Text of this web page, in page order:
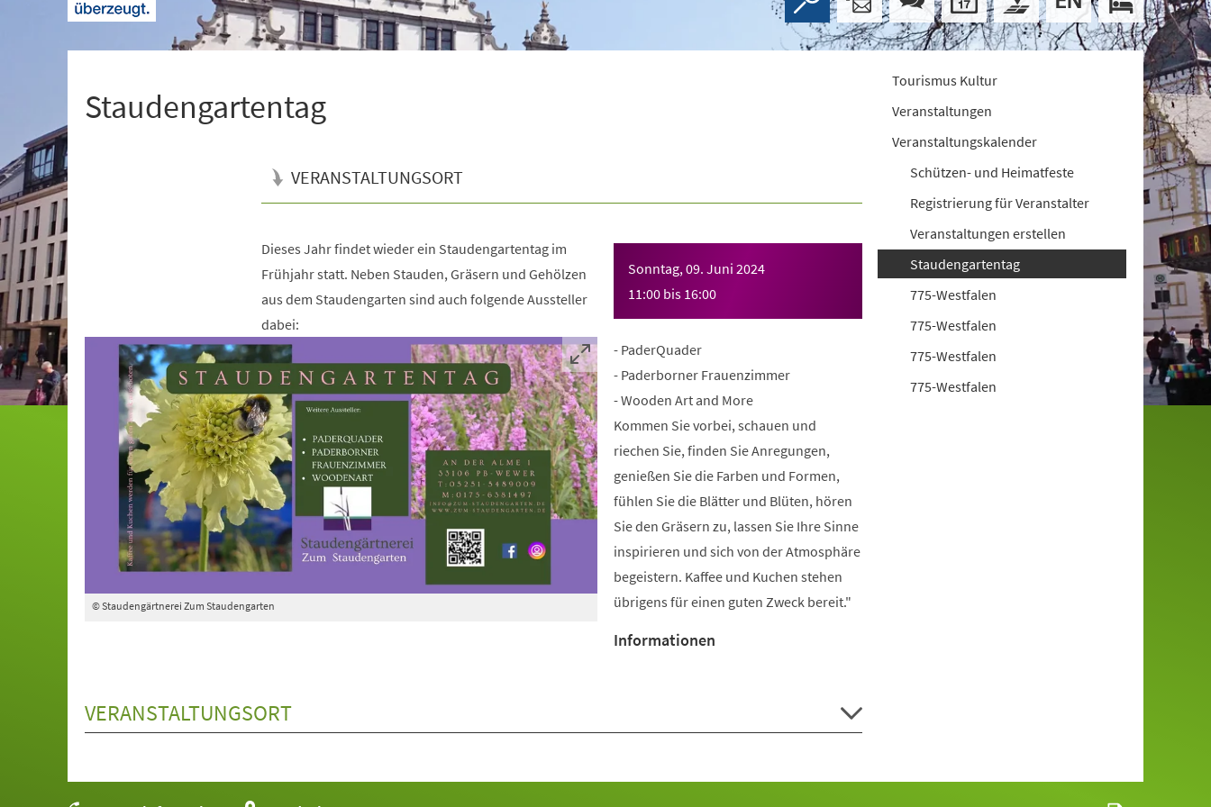
Staudengartentag
VERANSTALTUNGSORT
Sonntag, 09. Juni 2024
11:00 bis 16:00
© Staudengärtnerei Zum Staudengarten
Dieses Jahr findet wieder ein Staudengartentag im
Frühjahr statt. Neben Stauden, Gräsern und Gehölzen
aus dem Staudengarten sind auch folgende Aussteller
dabei:
- PaderQuader
- Paderborner Frauenzimmer
- Wooden Art and More
Kommen Sie vorbei, schauen und
riechen Sie, finden Sie Anregungen,
genießen Sie die Farben und Formen,
fühlen Sie die Blätter und Blüten, hören
Sie den Gräsern zu, lassen Sie Ihre Sinne
inspirieren und sich von der Atmosphäre
begeistern. Kaffee und Kuchen stehen
übrigens für einen guten Zweck bereit."
Informationen
VERANSTALTUNGSORT
Tourismus Kultur
Veranstaltungen
Veranstaltungskalender
Schützen- und Heimatfeste
Registrierung für Veranstalter
Veranstaltungen erstellen
Staudengartentag
775-Westfalen
775-Westfalen
775-Westfalen
775-Westfalen